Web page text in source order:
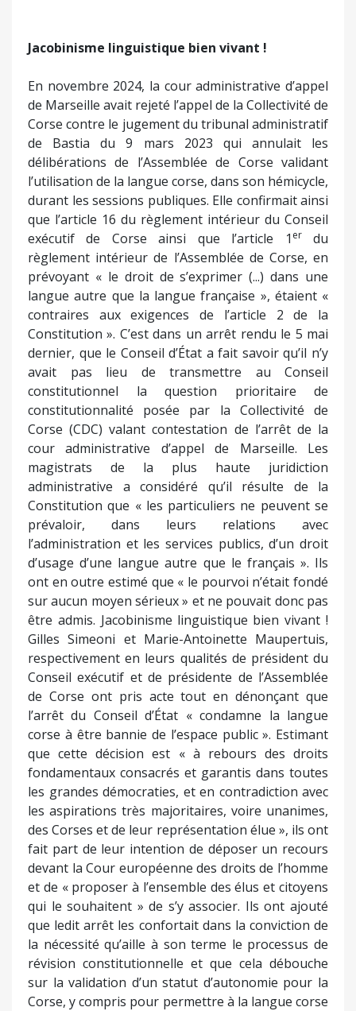
Jacobinisme linguistique bien vivant !
En novembre 2024, la cour administrative d’appel
de Marseille avait rejeté l’appel de la Collectivité de
Corse contre le jugement du tribunal administratif
de Bastia du 9 mars 2023 qui annulait les
délibérations de l’Assemblée de Corse validant
l’utilisation de la langue corse, dans son hémicycle,
durant les sessions publiques. Elle confirmait ainsi
que l’article 16 du règlement intérieur du Conseil
exécutif de Corse ainsi que l’article 1 erdu
règlement intérieur de l’Assemblée de Corse, en
prévoyant « le droit de s’exprimer (...) dans une
langue autre que la langue française », étaient «
contraires aux exigences de l’article 2 de la
Constitution ». C’est dans un arrêt rendu le 5 mai
dernier, que le Conseil d’État a fait savoir qu’il n’y
avait pas lieu de transmettre au Conseil
constitutionnel la question prioritaire de
constitutionnalité posée par la Collectivité de
Corse (CDC) valant contestation de l’arrêt de la
cour administrative d’appel de Marseille. Les
magistrats de la plus haute juridiction
administrative a considéré qu’il résulte de la
Constitution que « les particuliers ne peuvent se
prévaloir, dans leurs relations avec
l’administration et les services publics, d’un droit
d’usage d’une langue autre que le français ». Ils
ont en outre estimé que « le pourvoi n’était fondé
sur aucun moyen sérieux » et ne pouvait donc pas
être admis. Jacobinisme linguistique bien vivant !
Gilles Simeoni et Marie-Antoinette Maupertuis,
respectivement en leurs qualités de président du
Conseil exécutif et de présidente de l’Assemblée
de Corse ont pris acte tout en dénonçant que
l’arrêt du Conseil d’État « condamne la langue
corse à être bannie de l’espace public ». Estimant
que cette décision est « à rebours des droits
fondamentaux consacrés et garantis dans toutes
les grandes démocraties, et en contradiction avec
les aspirations très majoritaires, voire unanimes,
des Corses et de leur représentation élue », ils ont
fait part de leur intention de déposer un recours
devant la Cour européenne des droits de l’homme
et de « proposer à l’ensemble des élus et citoyens
qui le souhaitent » de s’y associer. Ils ont ajouté
que ledit arrêt les confortait dans la conviction de
la nécessité qu’aille à son terme le processus de
révision constitutionnelle et que cela débouche
sur la validation d’un statut d’autonomie pour la
Corse, y compris pour permettre à la langue corse